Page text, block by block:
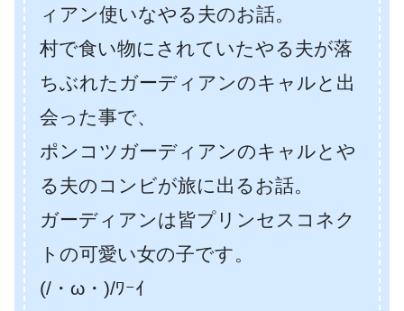
ィアン使いなやる夫のお話。
村で食い物にされていたやる夫が落
ちぶれたガーディアンのキャルと出
会った事で、
ポンコツガーディアンのキャルとや
る夫のコンビが旅に出るお話。
ガーディアンは皆プリンセスコネク
トの可愛い女の子です。
(/・ω・)/ﾜｰｲ